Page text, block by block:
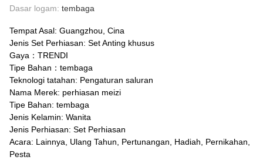
Dasar logam: tembaga
Tempat Asal: Guangzhou, Cina
Jenis Set Perhiasan: Set Anting khusus
Gaya：TRENDI
Tipe Bahan：tembaga
Teknologi tatahan: Pengaturan saluran
Nama Merek: perhiasan meizi
Tipe Bahan: tembaga
Jenis Kelamin: Wanita
Jenis Perhiasan: Set Perhiasan
Acara: Lainnya, Ulang Tahun, Pertunangan, Hadiah, Pernikahan,
Pesta